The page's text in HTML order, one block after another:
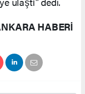
HABERİ